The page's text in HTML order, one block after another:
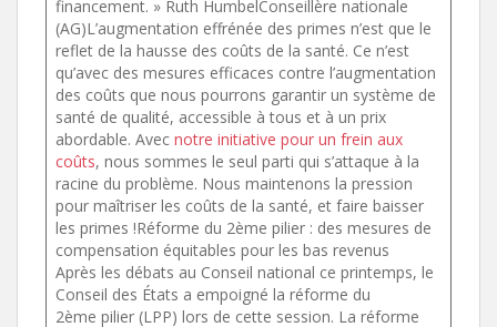
financement. » Ruth HumbelConseillère nationale
(AG)L’augmentation effrénée des primes n’est que le
reflet de la hausse des coûts de la santé. Ce n’est
qu’avec des mesures efficaces contre l’augmentation
des coûts que nous pourrons garantir un système de
santé de qualité, accessible à tous et à un prix
abordable. Avec notre initiative pour un frein aux
coûts, nous sommes le seul parti qui s’attaque à la
racine du problème. Nous maintenons la pression
pour maîtriser les coûts de la santé, et faire baisser
les primes !Réforme du 2ème pilier : des mesures de
compensation équitables pour les bas revenus
Après les débats au Conseil national ce printemps, le
Conseil des États a empoigné la réforme du
2ème pilier (LPP) lors de cette session. La réforme